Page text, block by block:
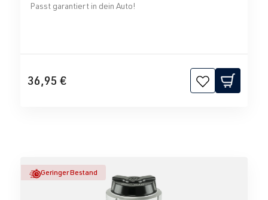
Passt garantiert in dein Auto!
36,95 €
Geringer Bestand